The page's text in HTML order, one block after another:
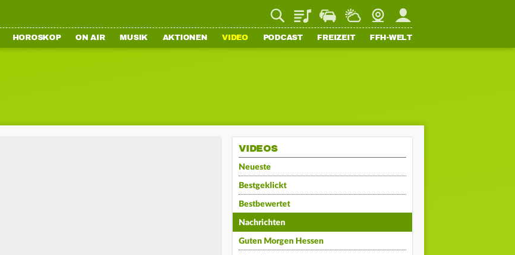
PlaylistStaupilotWetterWebcamMein FFH
HOROSKOP ON AIR MUSIK AKTIONEN VIDEO PODCAST FREIZEIT FFH-WELT
VIDEOS
Neueste
Bestgeklickt
Bestbewertet
Nachrichten
Guten Morgen Hessen